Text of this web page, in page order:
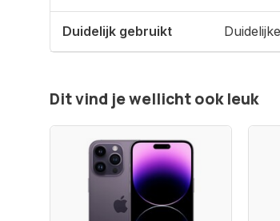
Duidelijk gebruikt
Dit vind je wellicht ook leuk